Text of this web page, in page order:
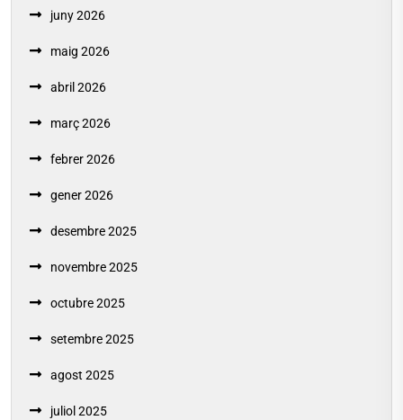
juny 2026
maig 2026
abril 2026
març 2026
febrer 2026
gener 2026
desembre 2025
novembre 2025
octubre 2025
setembre 2025
agost 2025
juliol 2025